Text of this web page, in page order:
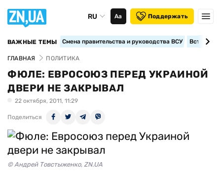
RU Аа Поддержать
ВАЖНЫЕ ТЕМЫ Смена правительства и руководства ВСУ
ГЛАВНАЯ ПОЛИТИКА
ФЮЛЕ: ЕВРОСОЮЗ ПЕРЕД УКРАИНОЙ
ДВЕРИ НЕ ЗАКРЫВАЛ
22 октября, 2011, 11:29
Поделиться
© Андрей Товстыженко, ZN.UA